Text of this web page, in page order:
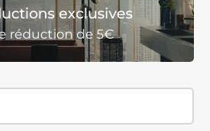
exclusives
réduction de 5€